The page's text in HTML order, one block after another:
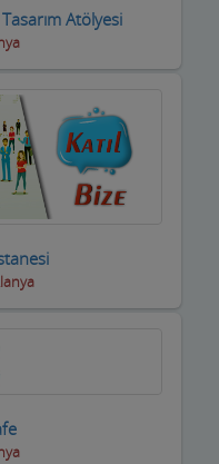
Atölyesi